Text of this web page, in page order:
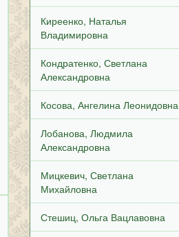
Киреенко, Наталья
Владимировна
Кондратенко, Светлана
Александровна
Косова, Ангелина Леонидовна
Лобанова, Людмила
Александровна
Мицкевич, Светлана
Михайловна
Стешиц, Ольга Вацлавовна